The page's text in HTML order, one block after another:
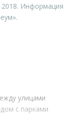
2018. Информация
улицами
с парками